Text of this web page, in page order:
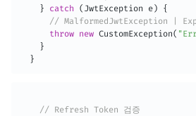
}
catch ( JwtException e )
{
// MalformedJwtException |
throw new CustomException(
}
}
// Refresh Token 검증